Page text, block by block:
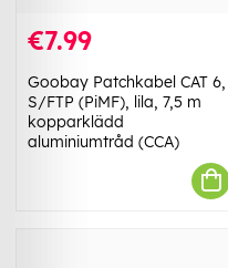
€7.99
Goobay Patchkabel CAT 6,
S/FTP (PiMF), lila, 7,5 m
kopparklädd
aluminiumtråd (CCA)